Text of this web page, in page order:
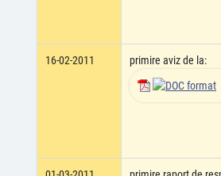
16-02-2011
primire aviz de la: